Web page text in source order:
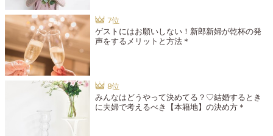
ゲストにはお願いしない！新郎新婦が乾杯の発
声をするメリットと方法＊
みんなはどうやって決めてる？♡結婚するとき
に夫婦で考えるべき【本籍地】の決め方＊